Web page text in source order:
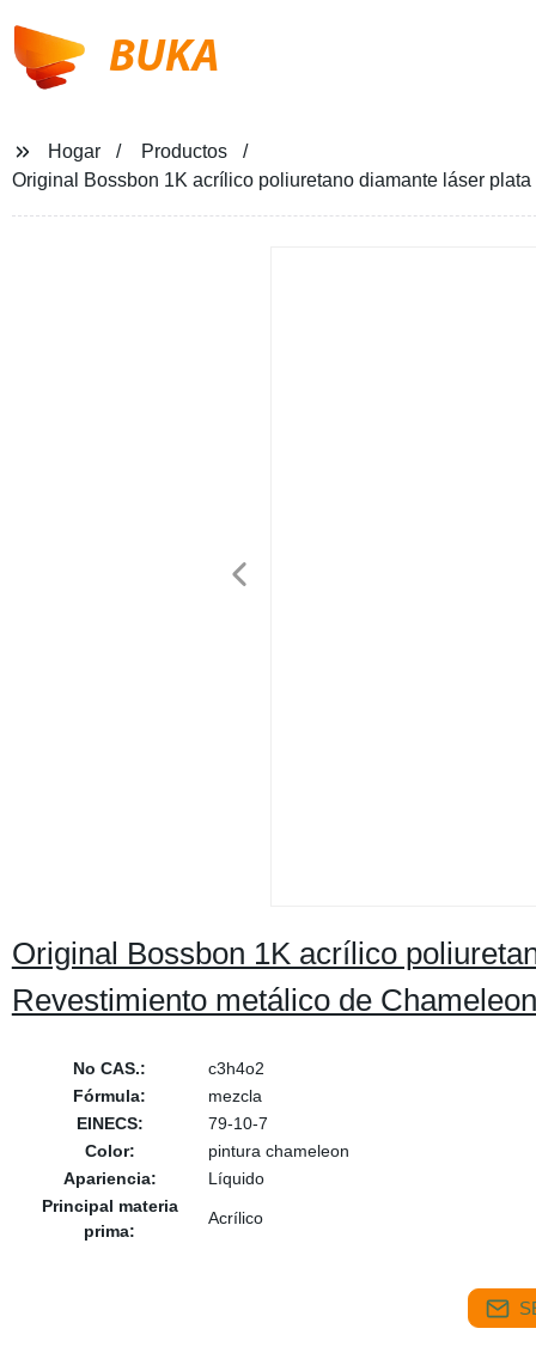
BUKA
Hogar
Productos
Original Bossbon 1K acrílico poliuretano diamante láser
Original Bossbon 1K acrílico
Revestimiento metálico de Chameleon
No CAS.:
c3h4o2
Fórmula:
mezcla
EINECS:
79-10-7
Color:
pintura chameleon
Apariencia:
Líquido
Principal materia
prima:
Acrílico